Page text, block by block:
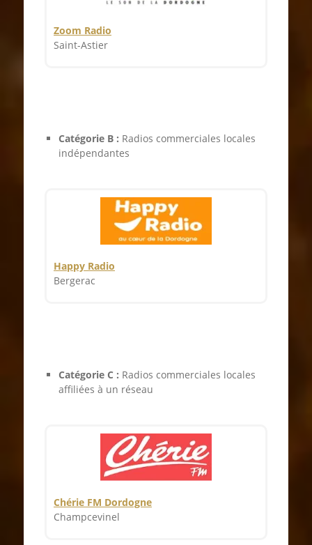
Zoom Radio
Saint-Astier
Catégorie B : Radios commerciales locales
indépendantes
Happy Radio
Bergerac
Catégorie C : Radios commerciales locales
affiliées à un réseau
Chérie FM Dordogne
Champcevinel